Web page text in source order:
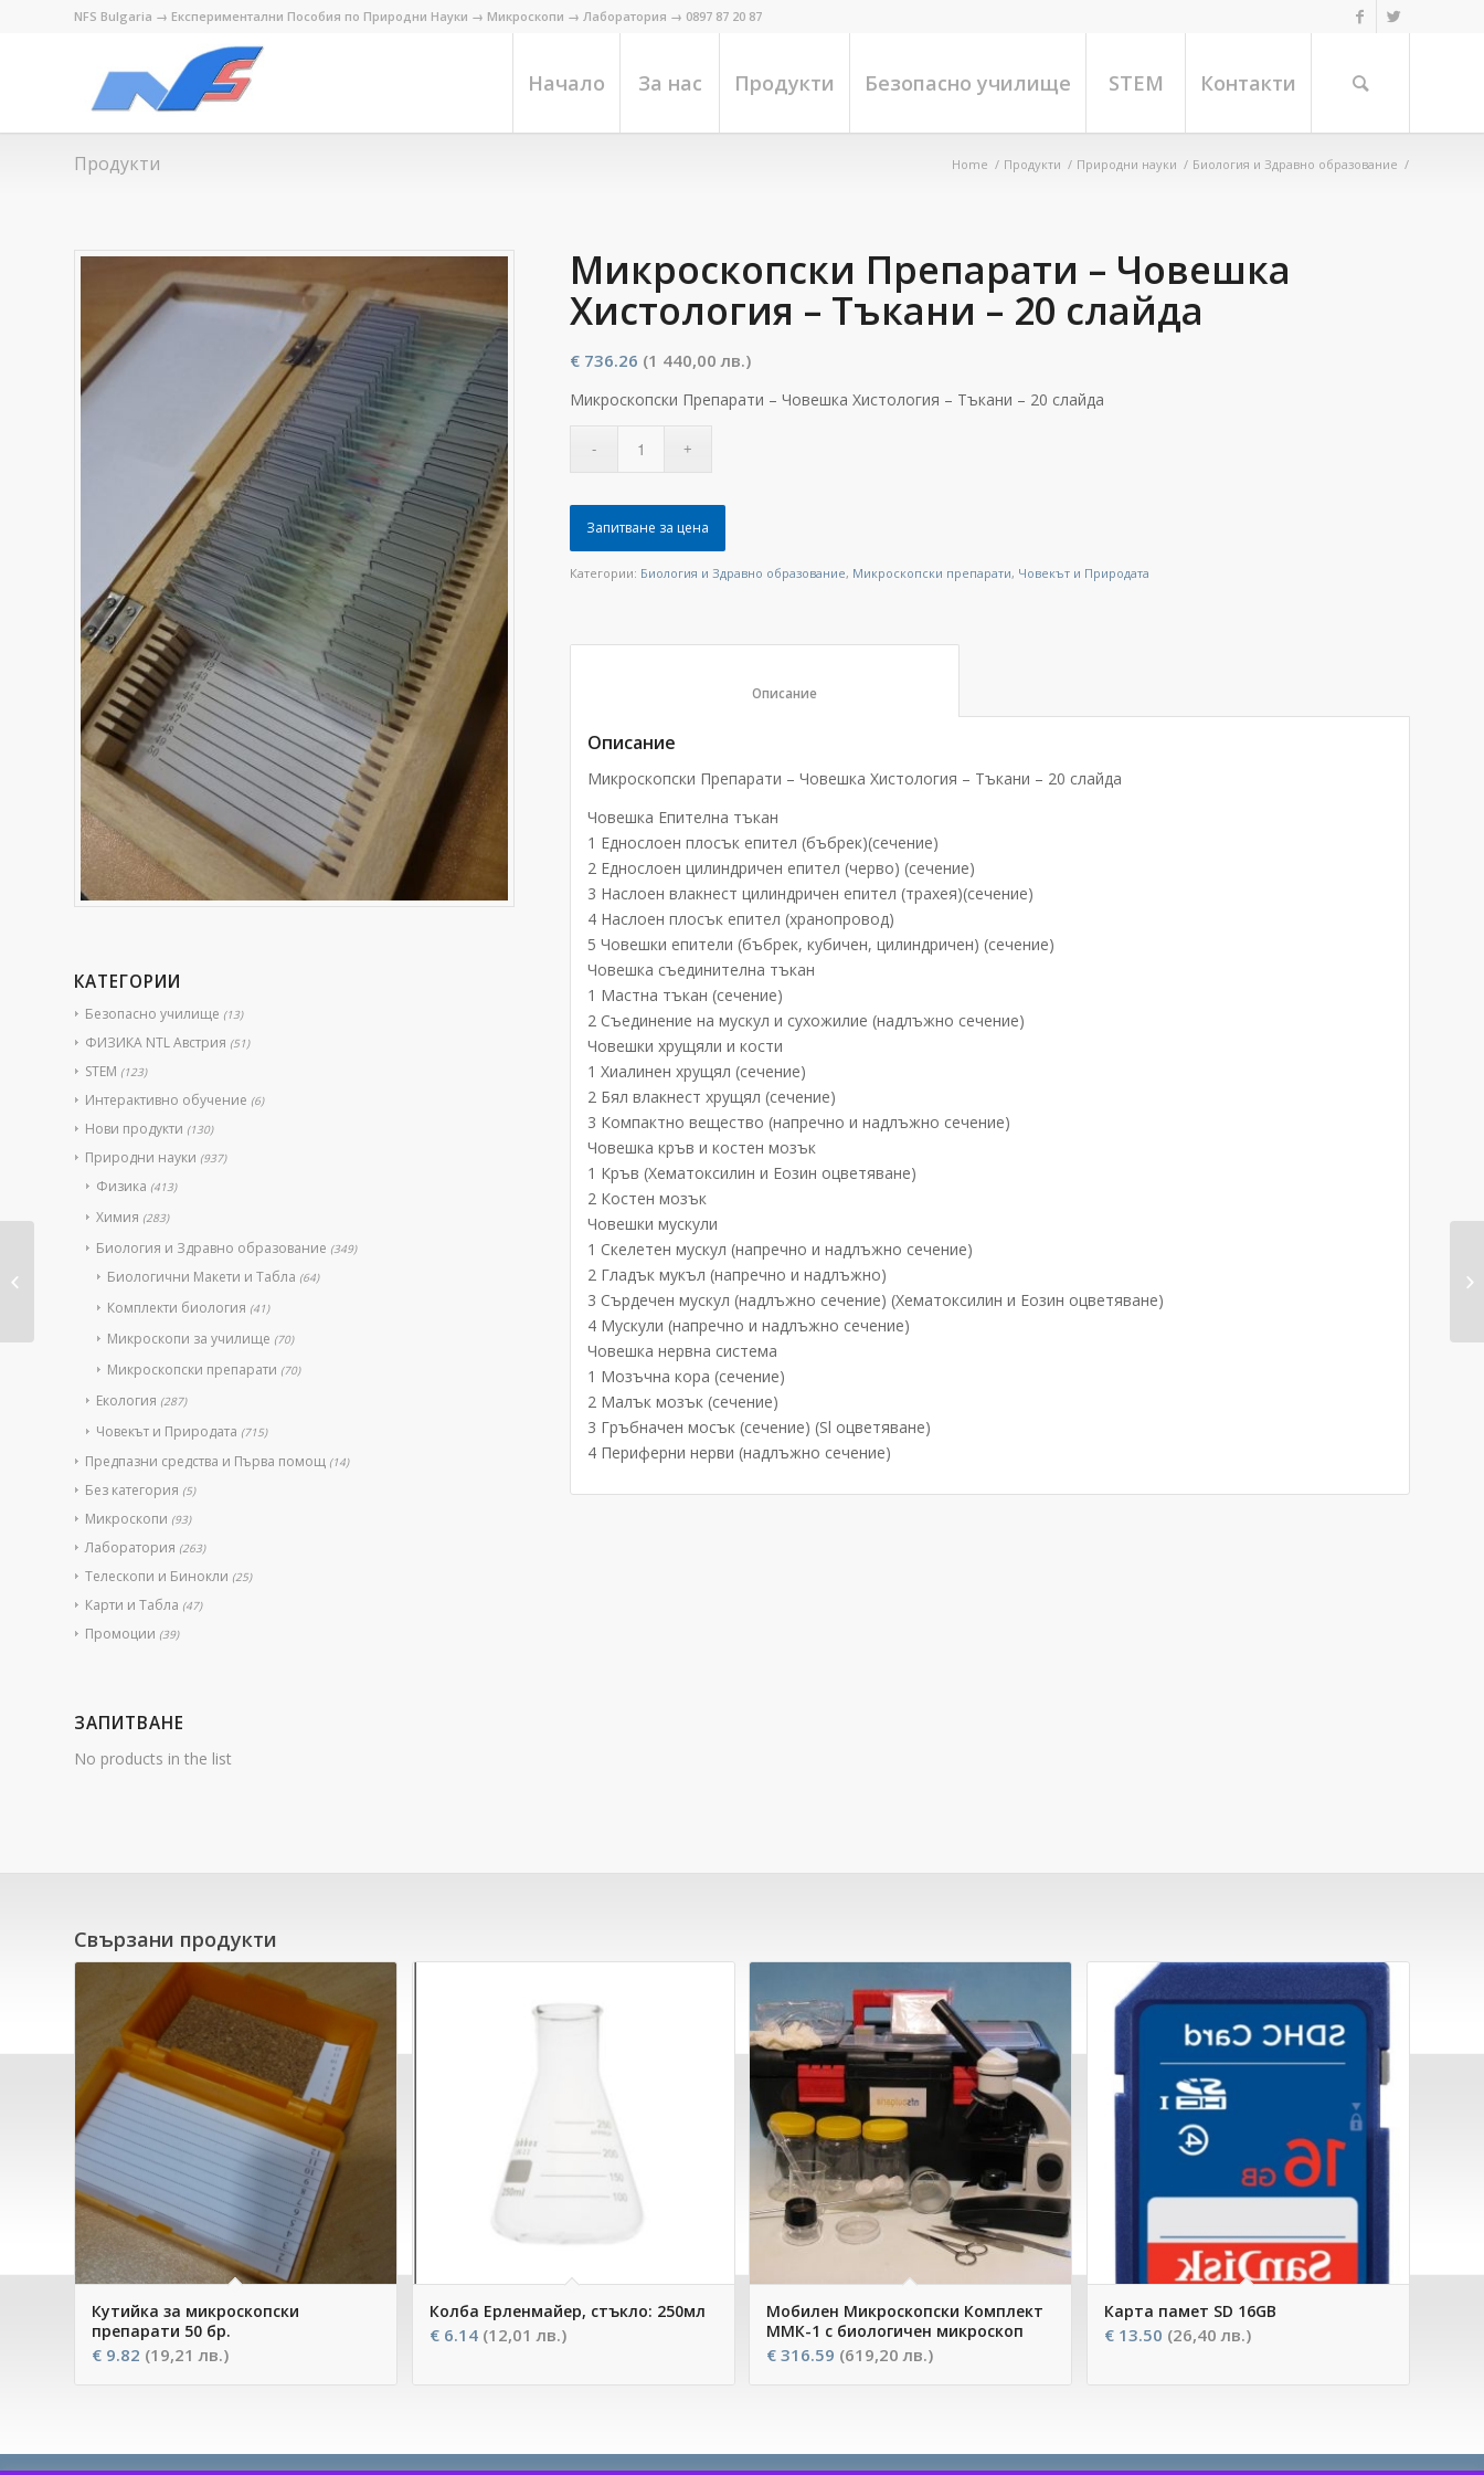
NFS Bulgaria → Експериментални Пособия по Природни Науки → Микроскопи → Лаборатория → 0897 87 20 87
Начало За нас Продукти Безопасно училище STEM Контакти
Продукти Home / Продукти / Природни науки / Биология и Здравно образование /
КАТЕГОРИИ
Безопасно училище (13)
ФИЗИКА NTL Австрия (51)
STEM (123)
Интерактивно обучение (6)
Нови продукти (130)
Природни науки (937)
Физика (413)
Химия (283)
Биология и Здравно образование (349)
Биологични Макети и Табла (64)
Комплекти биология (41)
Микроскопи за училище (70)
Микроскопски препарати (70)
Екология (287)
Човекът и Природата (715)
Предпазни средства и Първа помощ (14)
Без категория (5)
Микроскопи (93)
Лаборатория (263)
Телескопи и Бинокли (25)
Карти и Табла (47)
Промоции (39)
ЗАПИТВАНЕ
No products in the list
Микроскопски Препарати – Човешка
Хистология – Тъкани – 20 слайда
€ 736.26 (1 440,00 лв.)
Микроскопски Препарати – Човешка Хистология – Тъкани – 20 слайда
Запитване за цена
Категории: Биология и Здравно образование, Микроскопски препарати, Човекът и Природата
Описание
Микроскопски Препарати – Човешка Хистология – Тъкани – 20 слайда
Човешка Епителна тъкан
1 Еднослоен плосък епител (бъбрек)(сечение)
2 Еднослоен цилиндричен епител (черво) (сечение)
3 Наслоен влакнест цилиндричен епител (трахея)(сечение)
4 Наслоен плосък епител (хранопровод)
5 Човешки епители (бъбрек, кубичен, цилиндричен) (сечение)
Човешка съединителна тъкан
1 Мастна тъкан (сечение)
2 Съединение на мускул и сухожилие (надлъжно сечение)
Човешки хрущяли и кости
1 Хиалинен хрущял (сечение)
2 Бял влакнест хрущял (сечение)
3 Компактно вещество (напречно и надлъжно сечение)
Човешка кръв и костен мозък
1 Кръв (Хематоксилин и Еозин оцветяване)
2 Костен мозък
Човешки мускули
1 Скелетен мускул (напречно и надлъжно сечение)
2 Гладък мукъл (напречно и надлъжно)
3 Сърдечен мускул (надлъжно сечение) (Хематоксилин и Еозин оцветяване)
4 Мускули (напречно и надлъжно сечение)
Човешка нервна система
1 Мозъчна кора (сечение)
2 Малък мозък (сечение)
3 Гръбначен мосък (сечение) (Sl оцветяване)
4 Периферни нерви (надлъжно сечение)
Свързани продукти
Кутийка за микроскопски
препарати 50 бр.
€ 9.82 (19,21 лв.)
Колба Ерленмайер, стъкло: 250мл
€6.14 (12,01 лв.)
Мобилен Микроскопски Комплект
ММК-1 с биологичен микроскоп
€ 316.59 (619,20 лв.)
Карта памет SD 16GB
€13.50 (26,40 лв.)
Микроскопски
препарати –
комплект цели...